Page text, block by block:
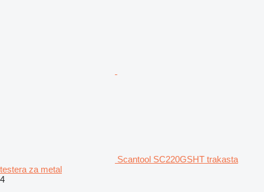
Scantool SC220GSHT trakasta
testera za metal
4